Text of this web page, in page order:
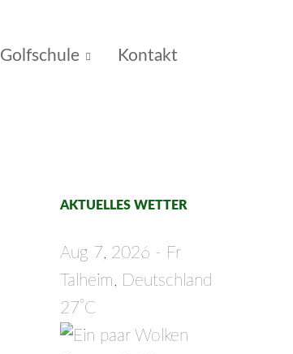
Golfschule Kontakt
AKTUELLES WETTER
Aug 7, 2026 - Fr
Talheim, Deutschland
27°C